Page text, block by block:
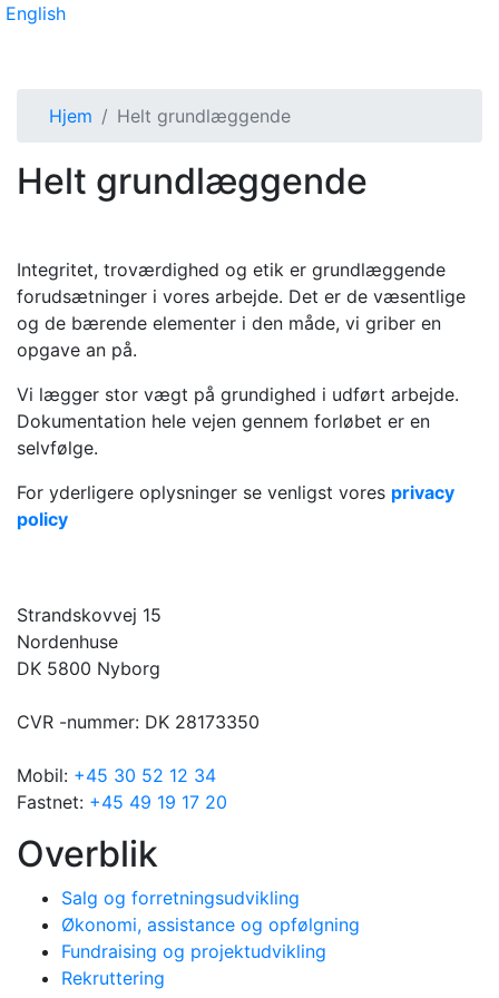
English
Hjem Helt grundlæggende
Helt grundlæggende
Integritet, troværdighed og etik er grundlæggende
forudsætninger i vores arbejde. Det er de væsentlige
og de bærende elementer i den måde, vi griber en
opgave an på.
Vi lægger stor vægt på grundighed i udført arbejde.
Dokumentation hele vejen gennem forløbet er en
selvfølge.
For yderligere oplysninger se venligst vores privacy
policy
Strandskovvej 15
Nordenhuse
DK 5800 Nyborg
CVR -nummer: DK 28173350
Mobil: +45 30 52 12 34
Fastnet: +45 49 19 17 20
Overblik
Salg og forretningsudvikling
Økonomi, assistance og opfølgning
Fundraising og projektudvikling
Rekruttering